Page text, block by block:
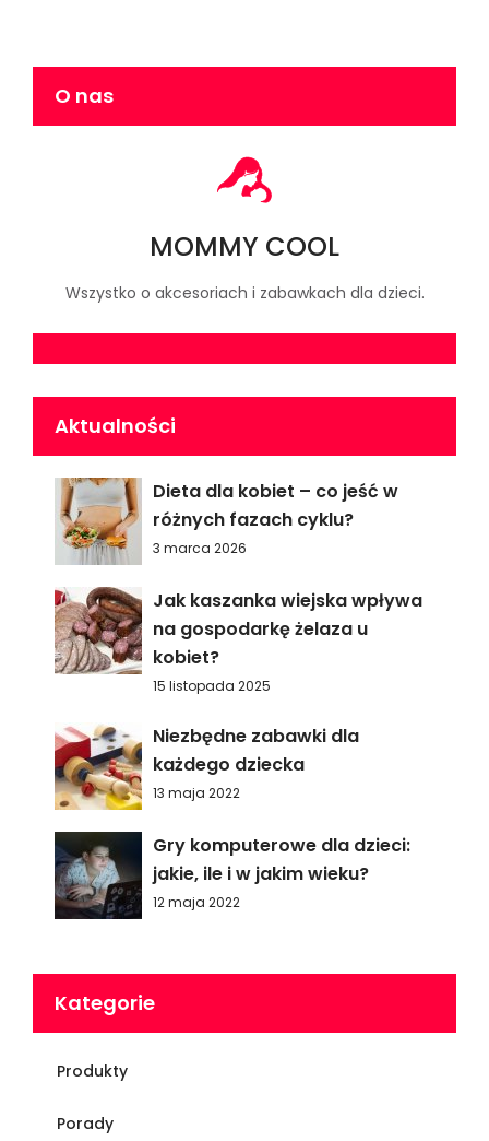
O nas
MOMMY COOL
Wszystko o akcesoriach i zabawkach dla dzieci.
Aktualności
Dieta dla kobiet – co jeść w
różnych fazach cyklu?
3 marca 2026
Jak kaszanka wiejska wpływa
na gospodarkę żelaza u
kobiet?
15 listopada 2025
Niezbędne zabawki dla
każdego dziecka
13 maja 2022
Gry komputerowe dla dzieci:
jakie, ile i w jakim wieku?
12 maja 2022
Kategorie
Produkty
Porady